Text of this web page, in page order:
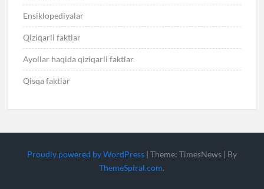
Ensiklopediyalar
Qiziqarli faktlar
Ayollar haqida qiziqarli faktlar
Qisqa faktlar
Proudly powered by WordPress | Theme: TimesNews | By
ThemeSpiral.com.